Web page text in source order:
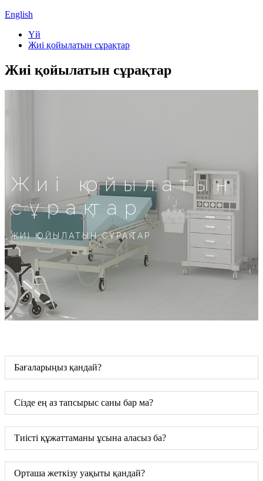
English
Үй
Жиі қойылатын сұрақтар
Жиі қойылатын сұрақтар
Жиі қойылатын
сұрақтар
ЖИІ ҚОЙЫЛАТЫН СҰРАҚТАР
Бағаларыңыз қандай?
Сізде ең аз тапсырыс саны бар ма?
Тиісті құжаттаманы ұсына аласыз ба?
Орташа жеткізу уақыты қандай?